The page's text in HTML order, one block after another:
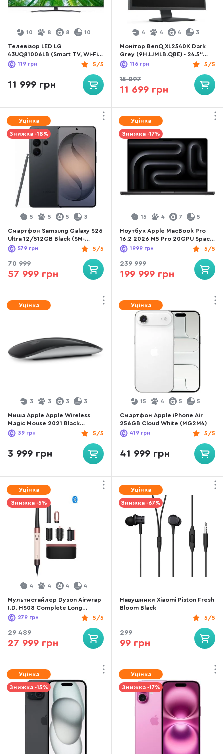
10 8 8 10
Телевізор LED LG
43UQ81006LB (Smart TV, Wi-Fi,
3840x2160)
5/5
119 грн
11 999 грн
4 4 4 3
Монітор BenQ XL2540K Dark
Grey (9H.LJMLB.QBE) - 24.5"
TN+Film / 1920×1080 / 240 Гц
/ Pivot / HAS
5/5
116 грн
15 097
11 699 грн
Уцінка
Знижка -18%
5 5 5 3
Смартфон Samsung Galaxy S26
Ultra 12/512GB Black (SM-
S948BZKGEUC)
5/5
579 грн
70 999
57 999 грн
Уцінка
Знижка -17%
15 4 7 5
Ноутбук Apple MacBook Pro
16.2 2026 M5 Pro 20GPU Space
Black U.S English Keyboard
(Z1MZ001WY)
5/5
1999 грн
239 999
199 999 грн
Уцінка
3 3 3 3
Миша Apple Apple Wireless
Magic Mouse 2021 Black
(MMMQ3)
5/5
39 грн
3 999 грн
Уцінка
15 4 5 5
Смартфон Apple iPhone Air
256GB Cloud White (MG2M4)
5/5
419 грн
41 999 грн
Уцінка
Знижка -5%
4 4 4 4
Мультистайлер Dyson Airwrap
I.D. HS08 Complete Long
Ceramic Pink/Rose Gold
(601848-01)
5/5
279 грн
29 489
27 999 грн
Уцінка
Знижка -67%
Навушники Xiaomi Piston Fresh
Bloom Black
5/5
299
99 грн
Уцінка
Знижка -15%
Уцінка
Знижка -17%